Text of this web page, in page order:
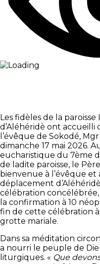
Les fidèles de la
d’Aléhéridè ont accueilli
l’évêque de Sokodé,
dimanche 17 mai 2026.
eucharistique du 7ème
de ladite paroisse, le
bienvenue à l’évêque
déplacement
célébration
la confirmation à 10
fin de cette célébration
grotte mariale.
Dans sa méditation
a nourri le peuple de
liturgiques. « Que